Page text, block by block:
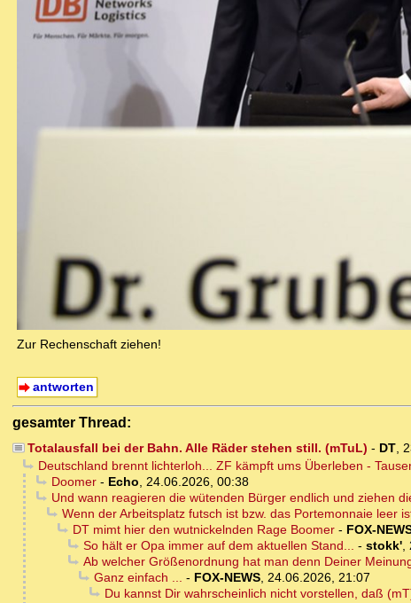
Zur Rechenschaft ziehen!
antworten
gesamter Thread:
Totalausfall bei der Bahn. Alle Räder stehen still. (mTuL) - DT,
Deutschland brennt lichterloh... ZF kämpft ums Überleben -
Doomer- Echo, 24.06.2026, 00:38
Und wann reagieren die wütenden Bürger endlich und ziehen
Wenn der Arbeitsplatz futsch ist bzw. das Portemonnaie leer
DT mimt hier den wutnickelnden Rage Boomer- FOX-
So hält er Opa immer auf dem aktuellen Stand... - stokk',
Ab welcher Größenordnung hat man denn Deiner
Ganz einfach ... - FOX-NEWS, 24.06.2026, 21:07
Du kannst Dir wahrscheinlich nicht vorstellen, daß